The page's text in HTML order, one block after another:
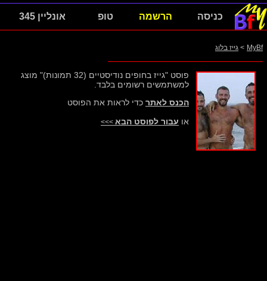
כניסה הרשמה טופ אונליין 345
MyBf
> גייז בלוג
פוסט "גייז בחופים נודיסטיים (32 תמונות)" מוצג
למשתמשים רשומים בלבד.
הכנס לאתר כדי לראות את הפוסט
או עבור לפוסט הבא >>>